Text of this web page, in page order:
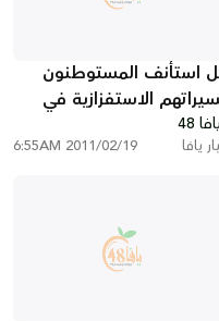
استأنف المستوطنون
الاستفزازية في
أحياء مدينة يافا؟!
يافا 48
يافا 2011/02/19 6:55AM